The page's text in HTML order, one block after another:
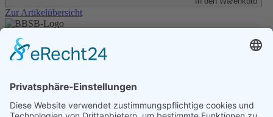
Zur Artikelübersicht
Unser Angebot
Shop
Datenschutz
Kontakt